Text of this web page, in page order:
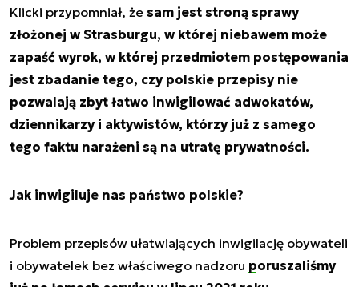
Klicki przypomniał, że sam jest stroną sprawy
złożonej w Strasburgu, w której niebawem może
zapaść wyrok, w której przedmiotem postępowania
jest zbadanie tego, czy polskie przepisy nie
pozwalają zbyt łatwo inwigilować adwokatów,
dziennikarzy i aktywistów, którzy już z samego
tego faktu narażeni są na utratę prywatności.
Jak inwigiluje nas państwo polskie?
Problem przepisów ułatwiających inwigilację obywateli
i obywatelek bez właściwego nadzoru poruszaliśmy